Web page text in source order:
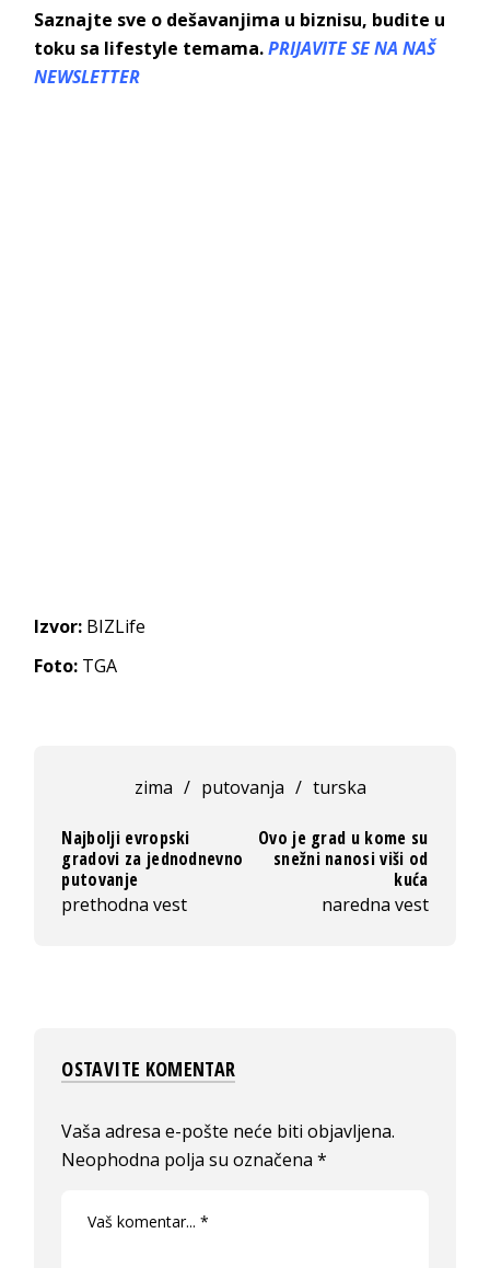
Saznajte sve o dešavanjima u biznisu, budite u
toku sa lifestyle temama.PRIJAVITE SE NA NAŠ
NEWSLETTER
Izvor: BIZLife
Foto: TGA
zima / putovanja / turska
Najbolji evropski
gradovi za jednodnevno
putovanje
prethodna vest
Ovo je grad u kome su
snežni nanosi viši od
kuća
naredna vest
OSTAVITE KOMENTAR
Vaša adresa e-pošte neće biti objavljena.
Neophodna polja su označena*